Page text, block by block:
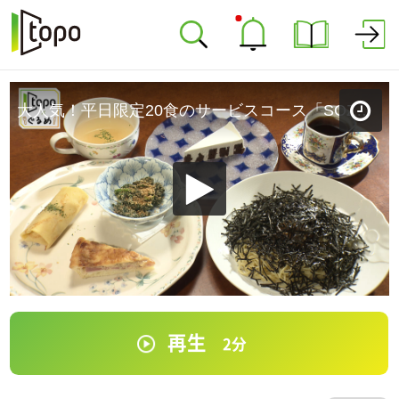
大人気！平日限定20食のサービスコース「SOZAIYA 味六亭」（石巻市大街道西）＃184【topoぐるめ】
再生 2分